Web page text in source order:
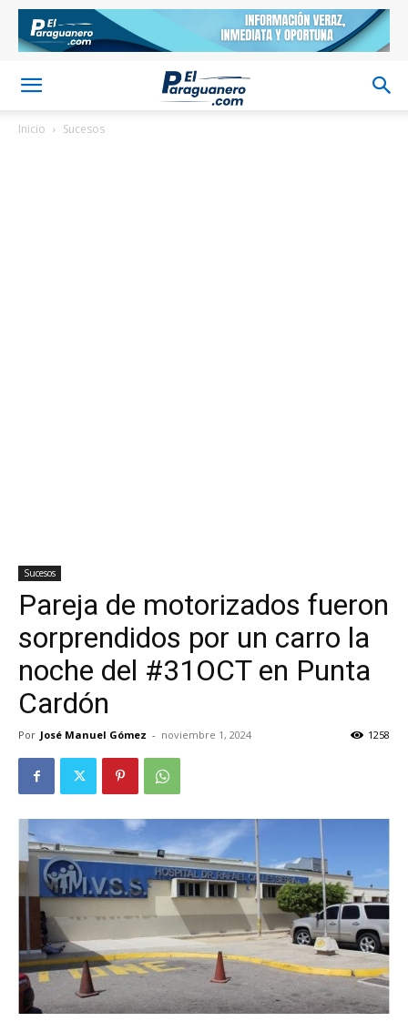
Inicio Sucesos
Sucesos
Pareja de motorizados fueron
sorprendidos por un carro la
noche del #31OCT en Punta
Cardón
Por José Manuel Gómez - noviembre 1, 2024 1258